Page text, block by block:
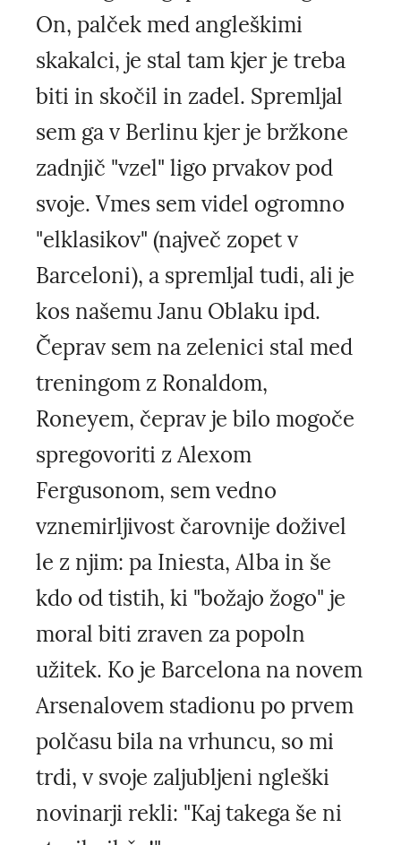
On, palček med angleškimi
skakalci, je stal tam kjer je treba
biti in skočil in zadel. Spremljal
sem ga v Berlinu kjer je bržkone
zadnjič "vzel" ligo prvakov pod
svoje. Vmes sem videl ogromno
"elklasikov" (največ zopet v
Barceloni), a spremljal tudi, ali je
kos našemu Janu Oblaku ipd.
Čeprav sem na zelenici stal med
treningom z Ronaldom,
Roneyem, čeprav je bilo mogoče
spregovoriti z Alexom
Fergusonom, sem vedno
vznemirljivost čarovnije doživel
le z njim: pa Iniesta, Alba in še
kdo od tistih, ki "božajo žogo" je
moral biti zraven za popoln
užitek. Ko je Barcelona na novem
Arsenalovem stadionu po prvem
polčasu bila na vrhuncu, so mi
trdi, v svoje zaljubljeni ngleški
novinarji rekli: "Kaj takega še ni